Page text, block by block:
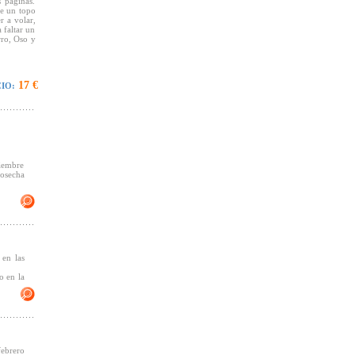
un topo
a volar,
faltar un
Oso y
ahí,
por qué
por
de un
este
agua y
y el
y otra
Es una
Un
17 €
las
en la